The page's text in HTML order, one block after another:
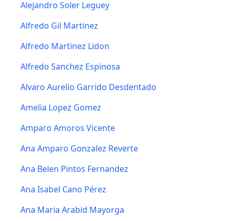
Alejandro Soler Leguey
Alfredo Gil Martinez
Alfredo Martinez Lidon
Alfredo Sanchez Espinosa
Alvaro Aurelio Garrido Desdentado
Amelia Lopez Gomez
Amparo Amoros Vicente
Ana Amparo Gonzalez Reverte
Ana Belen Pintos Fernandez
Ana Isabel Cano Pérez
Ana Maria Arabid Mayorga